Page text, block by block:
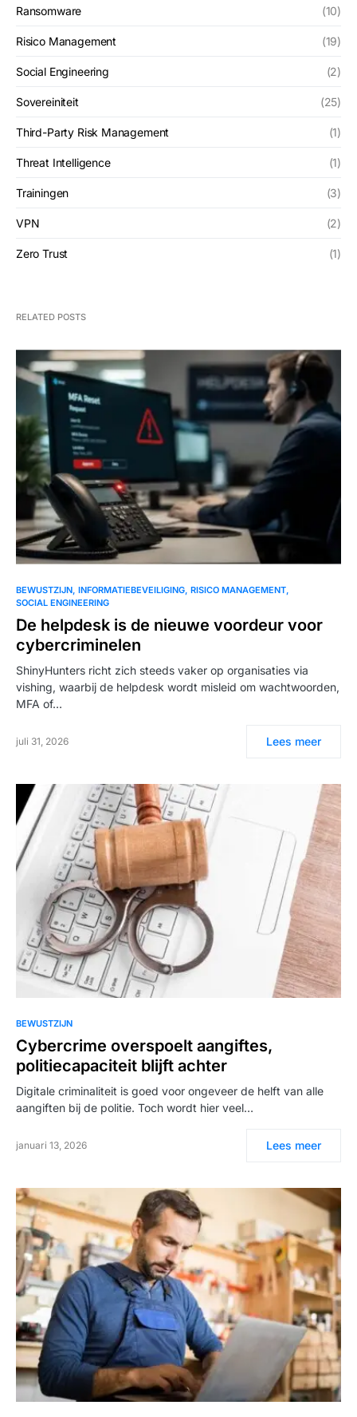
Ransomware (10)
Risico Management (19)
Social Engineering (2)
Sovereiniteit (25)
Third-Party Risk Management (1)
Threat Intelligence (1)
Trainingen (3)
VPN (2)
Zero Trust (1)
RELATED POSTS
BEWUSTZIJN INFORMATIEBEVEILIGING RISICO MANAGEMENT
SOCIAL ENGINEERING
De helpdesk is de nieuwe voordeur voor
cybercriminelen
ShinyHunters richt zich steeds vaker op organisaties via
vishing, waarbij de helpdesk wordt misleid om wachtwoorden,
MFA of…
juli 31, 2026 Lees meer
BEWUSTZIJN
Cybercrime overspoelt aangiftes,
politiecapaciteit blijft achter
Digitale criminaliteit is goed voor ongeveer de helft van alle
aangiften bij de politie. Toch wordt hier veel…
januari 13, 2026 Lees meer